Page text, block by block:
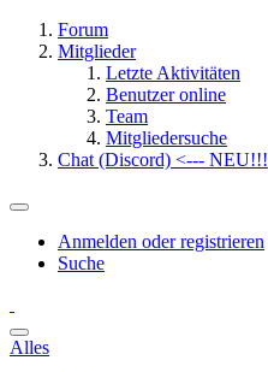
Forum
Mitglieder
Letzte Aktivitäten
Benutzer online
Team
Mitgliedersuche
Chat (Discord) <--- NEU!!!
Anmelden oder registrieren
Suche
Alles